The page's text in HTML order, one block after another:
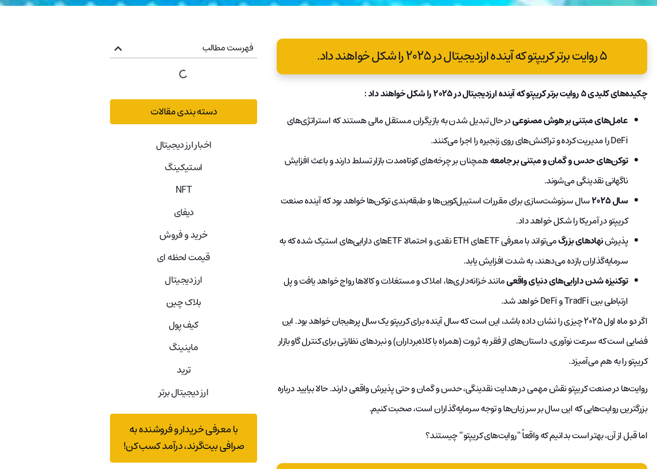
۵ روایت برتر کریپتو که آینده ارزدیجیتال در ۲۰۲۵ را شکل خواهند داد.
چکیده‌های کلیدی ۵ روایت برتر کریپتو که آینده ارزدیجیتال در ۲۰۲۵ را شکل خواهند داد :
عامل‌های مبتنی بر هوش مصنوعیدر حال تبدیل شدن به بازیگران مستقل مالی هستند که استراتژی‌های
DeFi را مدیریت کرده و تراکنش‌های روی زنجیره را اجرا می‌کنند.
توکن‌های حدس و گمان و مبتنی بر جامعههمچنان بر چرخه‌های کوتاه‌مدت بازار تسلط دارند و باعث افزایش
ناگهانی نقدینگی می‌شوند.
سال ۲۰۲۵
سال سرنوشت‌سازی برای مقررات استیبل‌کوین‌ها و طبقه‌بندی توکن‌ها خواهد بود که آینده صنعت
کریپتو در آمریکا را شکل خواهد داد.
پذیرشنهادهای بزرگ
می‌تواند با معرفی ETF‌های ETH نقدی و احتمالا ETF‌های دارایی‌های استیک شده که به
سرمایه‌گذاران بازده می‌دهند، به شدت افزایش یابد.
توکنیزه شدن دارایی‌های دنیای واقعیمانند خزانه‌داری‌ها، املاک و مستغلات و کالاها رواج خواهد یافت و پل
ارتباطی بین TradFi و DeFi خواهد شد.
اگر دو ماه اول ۲۰۲۵ چیزی را نشان داده باشد، این است که سال آینده برای کریپتو یک سال پرهیجان خواهد بود. این
فضایی است که سرعت نوآوری، داستان‌های از فقر به ثروت (همراه با کلاه‌برداران) و نبردهای نظارتی برای کنترل گاو بازار
کریپتو را به هم می‌آمیزد.
روایت‌ها در صنعت کریپتو نقش مهمی در هدایت نقدینگی، حدس و گمان و حتی پذیرش واقعی دارند. حالا بیایید درباره
بزرگترین روایت‌هایی که این سال بر سر زبان‌ها و توجه سرمایه‌گذاران است، صحبت کنیم.
اما قبل از آن، بهتر است بدانیم که واقعاً “روایت‌های کریپتو” چیستند؟
فهرست مطالب
دسته بندی مقالات
اخبار ارز دیجیتال
استیکینگ
NFT
دیفای
خرید و فروش
قیمت لحظه ای
ارز دیجیتال
بلاک‌ چین
کیف پول
ماینینگ
ترید
ارز دیجیتال برتر
با معرفی خریدار و فروشنده به
صرافی بیت‌گرند، درآمد کسب کن!